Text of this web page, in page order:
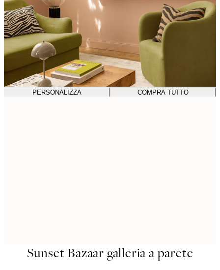
PERSONALIZZA COMPRA TUTTO
Sunset Bazaar galleria a parete